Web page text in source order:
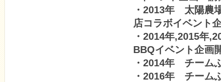
・2013年 太陽農
店コラボイベント
・2014年,2015年
BBQイベント企画
・2014年 チーム
・2016年 チーム